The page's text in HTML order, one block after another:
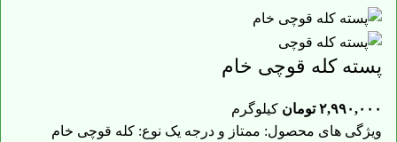
پسته کله قوچی خام
۲,۹۹۰,۰۰۰ تومان کیلوگرم
ویژگی های محصول: ممتاز و درجه یک نوع: کله قوچی خام